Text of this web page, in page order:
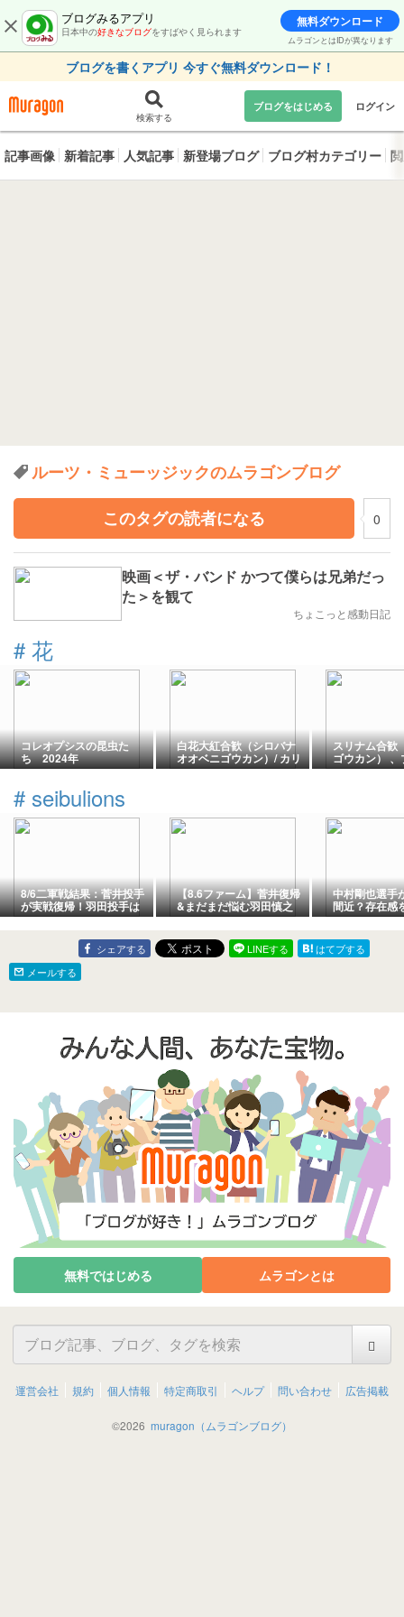
ブログみるアプリ
日本中の好きなブログをすばやく見られます
無料ダウンロード
ムラゴンとはIDが異なります
ブログを書くアプリ 今すぐ無料ダウンロード！
検索する
ブログをはじめる ログイン
記事画像 新着記事 人気記事 新登場ブログ ブログ村カテゴリー
ルーツ・ミューッジックのムラゴンブログ
このタグの読者になる
0
映画＜ザ・バンド かつて僕らは兄弟だっ
た＞を観て
ちょこっと感動日記
# 花
コレオプシスの昆虫た
ち 2024年
白花大紅合歓（シロバナ
オオベニゴウカン）/ カリ
アンドラ・ハエマトケフ
スリナム合歓
ゴウカン）
ンガーデンの
# seibulions
8/6二軍戦結果：菅井投手
が実戦復帰！羽田投手は
またも制球定まらず
【8.6ファーム】菅井復帰
&まだまだ悩む羽田慎之
介。
中村剛也選手
間近？存在感
線に勢いを！
シェアする LINEする
はてブする
メールする
無料ではじめる ムラゴンとは
運営会社 規約 個人情報 特定商取引 ヘルプ 問い合わせ 広告掲載
©2026 muragon（ムラゴンブログ）